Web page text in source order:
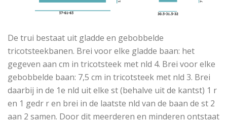
De trui bestaat uit gladde en gebobbelde
tricotsteekbanen. Brei voor elke gladde baan: het
gegeven aan cm in tricotsteek met nld 4. Brei voor elke
gebobbelde baan: 7,5 cm in tricotsteek met nld 3. Brei
daarbij in de 1e nld uit elke st (behalve uit de kantst) 1 r
en 1 gedr r en brei in de laatste nld van de baan de st 2
aan 2 samen. Door dit meerderen en minderen ontstaat